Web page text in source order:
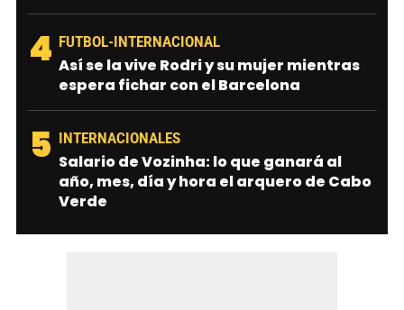
4 FUTBOL-INTERNACIONAL
Así se la vive Rodri y su mujer mientras
espera fichar con el Barcelona
5 INTERNACIONALES
Salario de Vozinha: lo que ganará al
año, mes, día y hora el arquero de Cabo
Verde